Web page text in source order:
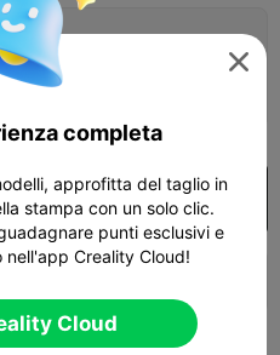
stampa
più punti
Cloud

completa
approfitta del taglio in
stampa con un solo clic.
punti esclusivi e
Creality Cloud!
Cloud